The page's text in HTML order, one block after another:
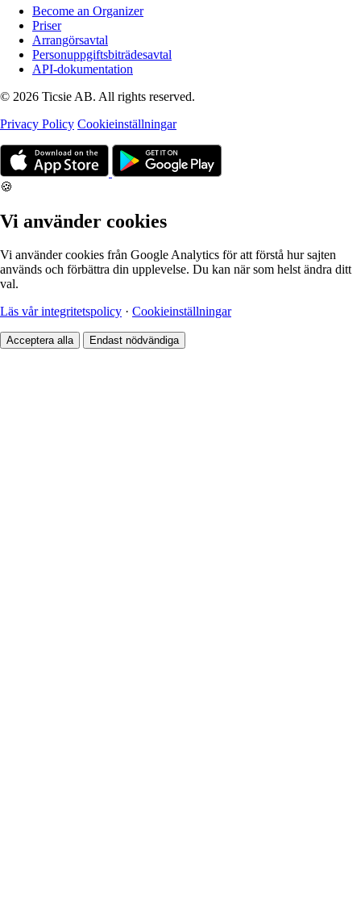
Become an Organizer
Priser
Arrangörsavtal
Personuppgiftsbiträdesavtal
API-dokumentation
© 2026 Ticsie AB. All rights reserved.
Privacy Policy Cookieinställningar
🍪
Vi använder cookies
Vi använder cookies från Google Analytics för att förstå hur sajten
används och förbättra din upplevelse. Du kan när som helst ändra ditt
val.
Läs vår integritetspolicy · Cookieinställningar
Acceptera alla Endast nödvändiga